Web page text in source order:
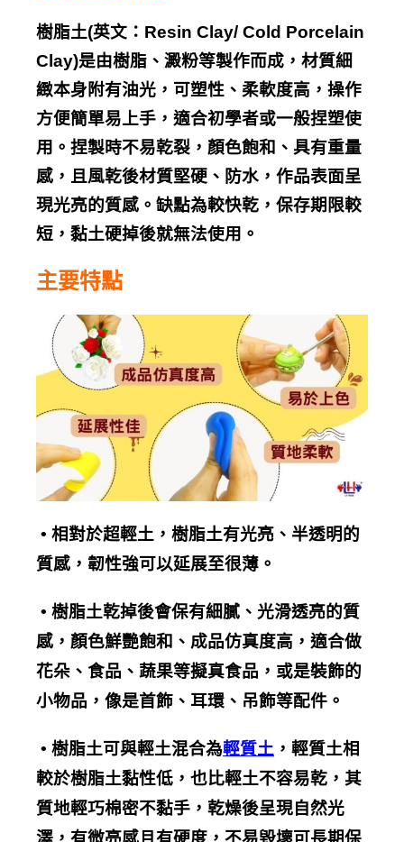
樹脂土(英文： Resin Clay/ Cold Porcelain
Clay)是由樹脂、澱粉等製作而成，材質細
緻本身附有油光，可塑性、柔軟度高，操作
方便簡單易上手，適合初學者或一般捏塑使
用。捏製時不易乾裂，顏色飽和、具有重量
感，且風乾後材質堅硬、防水，作品表面呈
現光亮的質感。缺點為較快乾，保存期限較
短，黏土硬掉後就無法使用。
主要特點
• 相對於超輕土，樹脂土有光亮、半透明的
質感， 韌性強可以延展至很薄。
• 樹脂土乾掉後會保有細膩、光滑透亮的質
感，顏色鮮艷飽和、 成品仿真度高，適合做
花朵、食品、蔬果等擬真食品，或是裝飾的
小物品，像是首飾、耳環、吊飾等配件。
• 樹脂土可與輕土混合為輕質土 ，輕質土相
較於樹脂土黏性低，也比輕土不容易乾，其
質地輕巧棉密不黏手，乾燥後呈現自然光